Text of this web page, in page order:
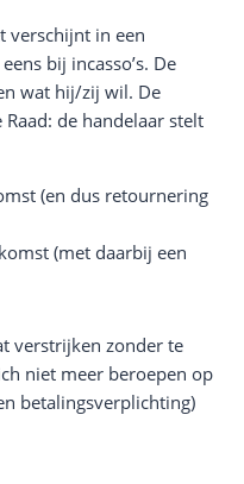
verschijnt in een
bij incasso’s. De
wat hij/zij wil. De
de handelaar stelt
(en dus retournering
(met daarbij een
verstrijken zonder te
niet meer beroepen op
betalingsverplichting)